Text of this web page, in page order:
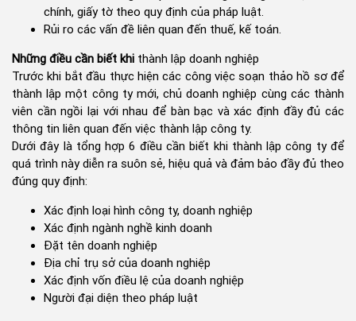
chính, giấy tờ theo quy định của pháp luật.
Rủi ro các vấn đề liên quan đến thuế, kế toán.
Những điều cần biết khi thành lập doanh nghiệp
Trước khi bắt đầu thực hiện các công việc soạn thảo hồ sơ để
thành lập một công ty mới, chủ doanh nghiệp cùng các thành
viên cần ngồi lại với nhau để bàn bạc và xác định đầy đủ các
thông tin liên quan đến việc thành lập công ty.
Dưới đây là tổng hợp 6 điều cần biết khi thành lập công ty để
quá trình này diễn ra suôn sẻ, hiệu quả và đảm bảo đầy đủ theo
đúng quy định:
Xác định loại hình công ty, doanh nghiệp
Xác định ngành nghề kinh doanh
Đặt tên doanh nghiệp
Địa chỉ trụ sở của doanh nghiệp
Xác định vốn điều lệ của doanh nghiệp
Người đại diện theo pháp luật